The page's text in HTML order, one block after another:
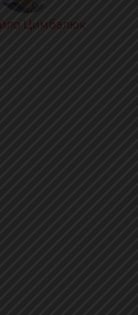
Цимбалюк